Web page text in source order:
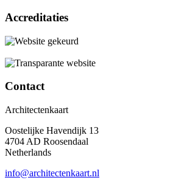
Accreditaties
Contact
Architectenkaart
Oostelijke Havendijk 13
4704 AD Roosendaal
Netherlands
info@architectenkaart.nl